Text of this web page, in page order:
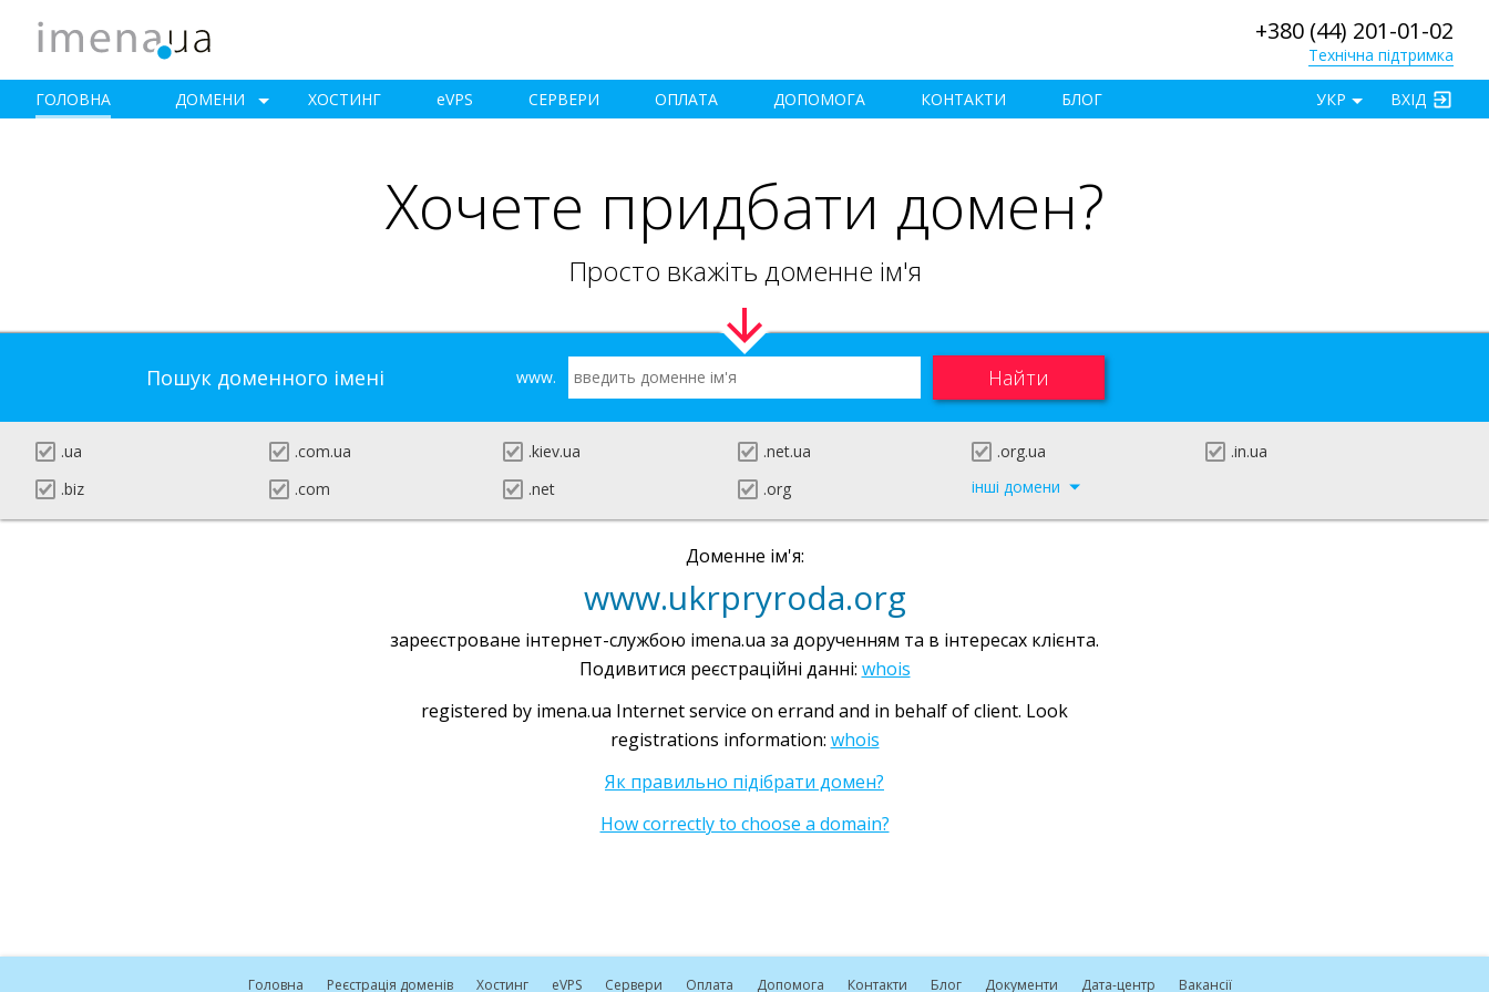
+380 (44) 201-01-02
Технічна підтримка
ГОЛОВНА ДОМЕНИ ХОСТИНГ eVPS СЕРВЕРИ ОПЛАТА ДОПОМОГА КОНТАКТИ БЛОГ ВХІД
УКР
Хочете придбати домен?
Просто вкажіть доменне ім'я
Пошук доменного імені www.
.ua .com.ua .kiev.ua .net.ua .org.ua
.in.ua
.biz
.com .net .org інші домени
Доменне ім'я:
www.ukrpryroda.org
зареєстроване інтернет-службою imena.ua за дорученням та в інтересах клієнта.
Подивитися реєстраційні данні: whois
registered by imena.ua Internet service on errand and in behalf of client. Look
registrations information: whois
Як правильно підібрати домен?
How correctly to choose a domain?
Головна Реєстрація доменів Хостинг eVPS Сервери Оплата Допомога Контакти Блог Документи Дата-центр Вакансії